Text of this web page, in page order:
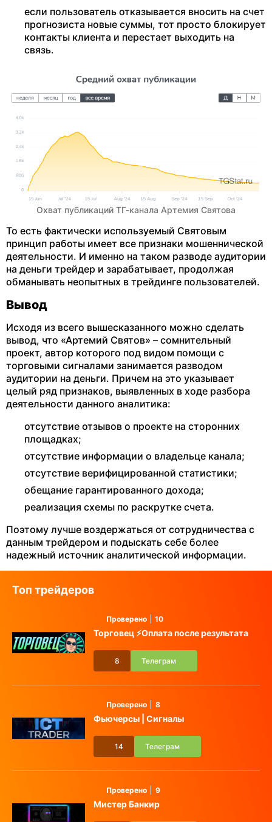
если пользователь отказывается вносить на счет
прогнозиста новые суммы, тот просто блокирует
контакты клиента и перестает выходить на
связь.
Охват публикаций ТГ-канала Артемия Святова
То есть фактически используемый Святовым
принцип работы имеет все признаки мошеннической
деятельности. И именно на таком разводе аудитории
на деньги трейдер и зарабатывает, продолжая
обманывать неопытных в трейдинге пользователей.
Вывод
Исходя из всего вышесказанного можно сделать
вывод, что «Артемий Святов» – сомнительный
проект, автор которого под видом помощи с
торговыми сигналами занимается разводом
аудитории на деньги. Причем на это указывает
целый ряд признаков, выявленных в ходе разбора
деятельности данного аналитика:
отсутствие отзывов о проекте на сторонних
площадках;
отсутствие информации о владельце канала;
отсутствие верифицированной статистики;
обещание гарантированного дохода;
реализация схемы по раскрутке счета.
Поэтому лучше воздержаться от сотрудничества с
данным трейдером и подыскать себе более
надежный источник аналитической информации.
Топ трейдеров
Проверено 10
Торговец ⚡️Оплата после результата
8 Телеграм
Проверено 8
Фьючерсы | Сигналы
14 Телеграм
Проверено 9
Мистер Банкир